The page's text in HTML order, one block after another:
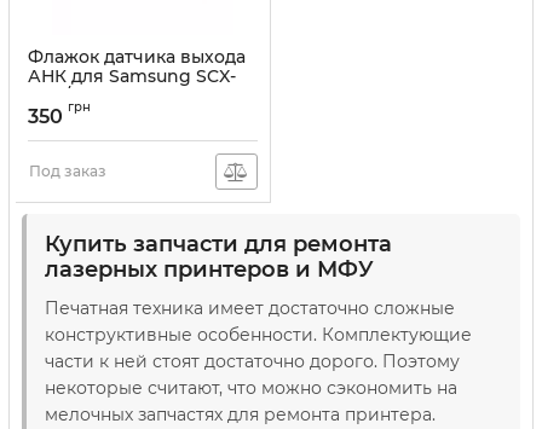
Флажок датчика выхода
АНК для Samsung SCX-
4321/4521, WC PE220
аналог
Артикул:JC66-00906A
350 грн
Под заказ
Купить запчасти для ремонта
лазерных принтеров и МФУ
Печатная техника имеет достаточно сложные
конструктивные особенности. Комплектующие
части к ней стоят достаточно дорого. Поэтому
некоторые считают, что можно сэкономить на
мелочных запчастях для ремонта принтера.